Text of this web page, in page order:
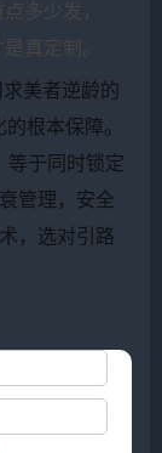
多少发，
真定制。
美者逆龄的
根本保障。
等于同时锁定
管理，安全
，选对引路